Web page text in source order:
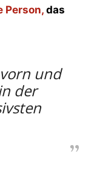
Person,das
und
der